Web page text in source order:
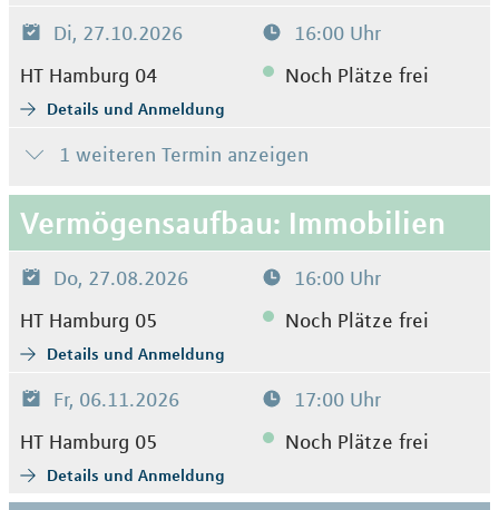
Di, 27.10.2026
16:00 Uhr
HT Hamburg 04
Noch Plätze frei
Details und Anmeldung
1 weiteren Termin anzeigen
Vermögensaufbau: Immobilien
Do, 27.08.2026
16:00 Uhr
HT Hamburg 05
Noch Plätze frei
Details und Anmeldung
Fr, 06.11.2026
17:00 Uhr
HT Hamburg 05
Noch Plätze frei
Details und Anmeldung